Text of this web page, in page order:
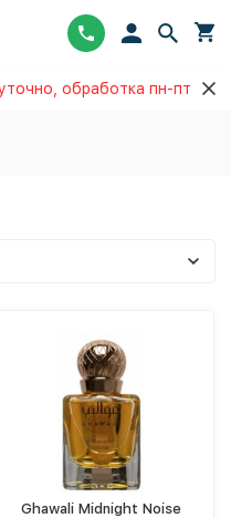
обработка пн-пт
Ghawali Midnight Noise